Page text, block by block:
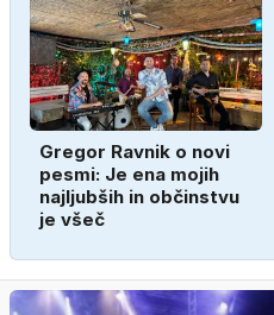
Gregor Ravnik o novi
pesmi: Je ena mojih
najljubših in občinstvu
je všeč